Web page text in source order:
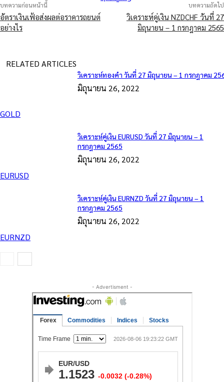
บทความก่อนหน้านี้
อัตราเงินเฟ้อส่งผลต่อราคารถยนต์
อย่างไร
บทความถัดไป
วิเคราะห์คู่เงิน NZDCHF วันที่ 27
มิถุนายน – 1 กรกฎาคม 2565
RELATED ARTICLES
GOLD
วิเคราะห์ทองคำ วันที่ 27 มิถุนายน – 1 กรกฎาคม
มิถุนายน 26, 2022
EURUSD
วิเคราะห์คู่เงิน EURUSD วันที่ 27 มิถุนายน – 1
กรกฎาคม 2565
มิถุนายน 26, 2022
EURNZD
วิเคราะห์คู่เงิน EURNZD วันที่ 27 มิถุนายน – 1
กรกฎาคม 2565
มิถุนายน 26, 2022
- Advertisment -